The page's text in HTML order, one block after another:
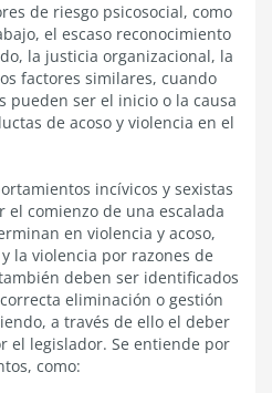
de riesgo psicosocial, como
el escaso reconocimiento
la justicia organizacional, la
factores similares, cuando
pueden ser el inicio o la causa
de acoso y violencia en el
incívicos y sexistas
comienzo de una escalada
en violencia y acoso,
la violencia por razones de
deben ser identificados
eliminación o gestión
a través de ello el deber
el legislador. Se entiende por
como​: